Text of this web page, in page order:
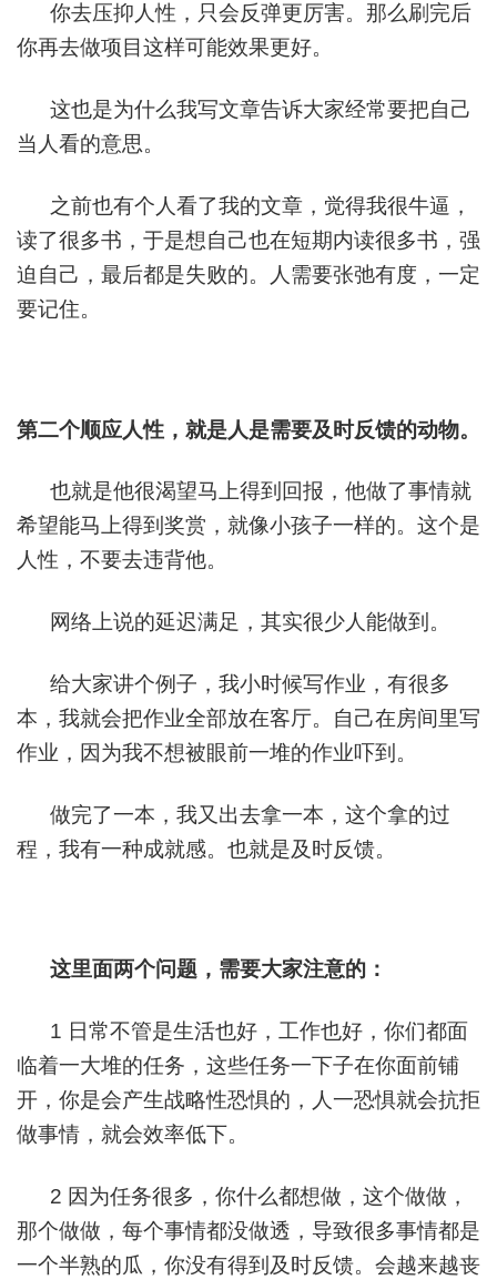
你去压抑人性，只会反弹更厉害。那么刷完后
你再去做项目这样可能效果更好。
这也是为什么我写文章告诉大家经常要把自己
当人看的意思。
之前也有个人看了我的文章，觉得我很牛逼，
读了很多书，于是想自己也在短期内读很多书，强
迫自己，最后都是失败的。人需要张弛有度，一定
要记住。
第二个顺应人性，就是人是需要及时反馈的动物。
也就是他很渴望马上得到回报，他做了事情就
希望能马上得到奖赏，就像小孩子一样的。这个是
人性，不要去违背他。
网络上说的延迟满足，其实很少人能做到。
给大家讲个例子，我小时候写作业，有很多
本，我就会把作业全部放在客厅。自己在房间里写
作业，因为我不想被眼前一堆的作业吓到。
做完了一本，我又出去拿一本，这个拿的过
程，我有一种成就感。也就是及时反馈。
这里面两个问题，需要大家注意的：
1 日常不管是生活也好，工作也好，你们都面
临着一大堆的任务，这些任务一下子在你面前铺
开，你是会产生战略性恐惧的，人一恐惧就会抗拒
做事情，就会效率低下。
2 因为任务很多，你什么都想做，这个做做，
那个做做，每个事情都没做透，导致很多事情都是
一个半熟的瓜，你没有得到及时反馈。会越来越丧